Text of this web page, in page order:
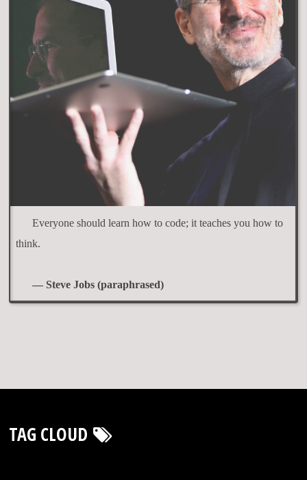
Everyone should learn how to code; it teaches you how to
think.
— Steve Jobs (paraphrased)
TAG CLOUD